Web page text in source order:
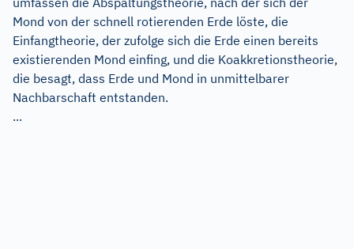
Mond von der schnell rotierenden Erde löste, die
Einfangtheorie, der zufolge sich die Erde einen bereits
existierenden Mond einfing, und die Koakkretionstheorie,
die besagt, dass Erde und Mond in unmittelbarer
Nachbarschaft entstanden.
...